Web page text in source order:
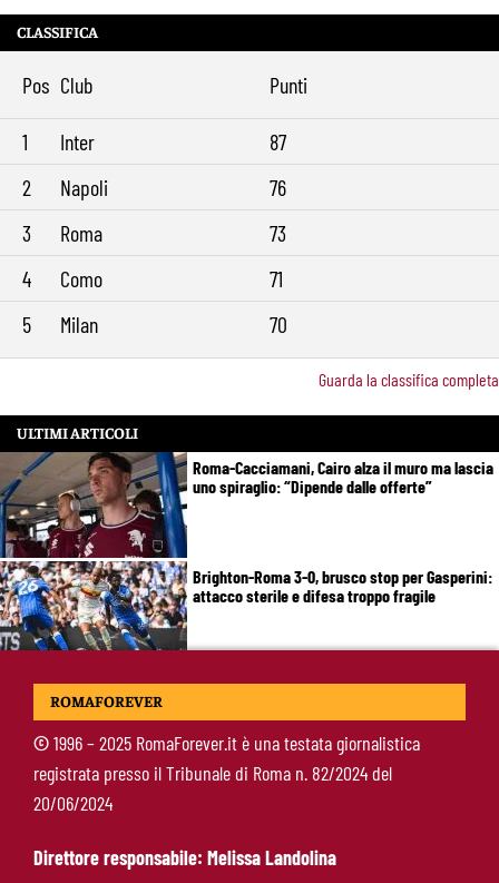
CLASSIFICA
Pos Club Punti
1 Inter
87
2
Napoli
76
3
Roma
73
4
Como
71
5
Milan 70
Guarda la classifica completa
ULTIMI ARTICOLI
Roma-Cacciamani, Cairo alza il muro ma lascia
uno spiraglio: “Dipende dalle offerte”
Brighton-Roma 3-0, brusco stop per Gasperini:
attacco sterile e difesa troppo fragile
McKennie sorprende tutti: “Il mio idolo era
ROMAFOREVER
©1996 – 2025 RomaForever.it è una testata giornalistica
registrata presso il Tribunale di Roma n. 82/2024 del
20/06/2024
Direttore responsabile: Melissa Landolina